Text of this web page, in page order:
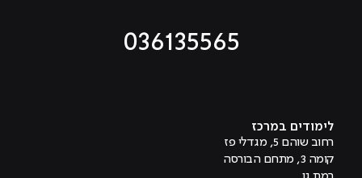
036135565
לימודים במרכז
רחוב שוהם 5, מגדלי פז
קומה 3, מתחם הבורסה